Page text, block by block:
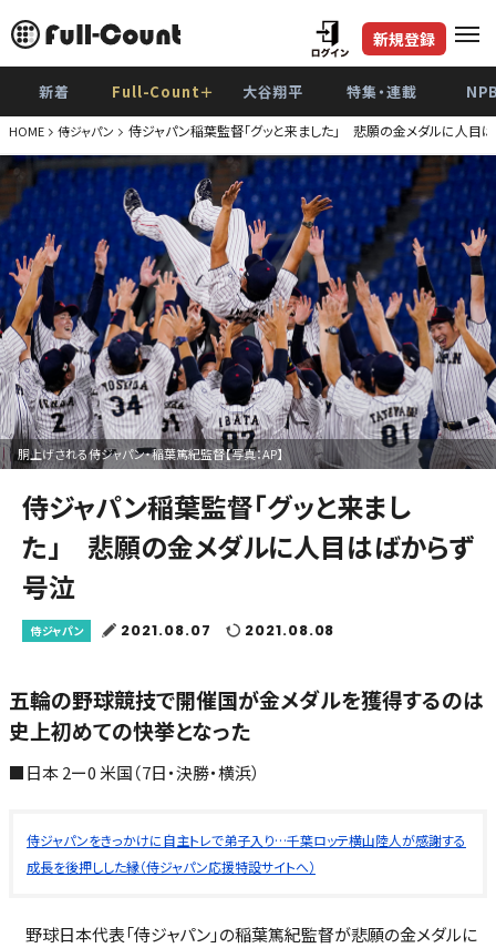
新規登録
新着 Full-Count＋ 大谷翔平 特集・連載
HOME 侍ジャパン 侍ジャパン稲葉監督「グッと来ました」 悲願の金メダルに人目
胴上げされる侍ジャパン・稲葉篤紀監督【写真：AP】
侍ジャパン稲葉監督「グッと来まし
た」 悲願の金メダルに人目はばからず
号泣
侍ジャパン 2021.08.07 2021.08.08
五輪の野球競技で開催国が金メダルを獲得するのは
史上初めての快挙となった
■日本 2ー0 米国（7日・決勝・横浜）
侍ジャパンをきっかけに自主トレで弟子入り…千葉ロッテ横山陸人が感謝する
成長を後押しした縁（侍ジャパン応援特設サイトへ）
野球日本代表「侍ジャパン」の稲葉篤紀監督が悲願の金メダルに